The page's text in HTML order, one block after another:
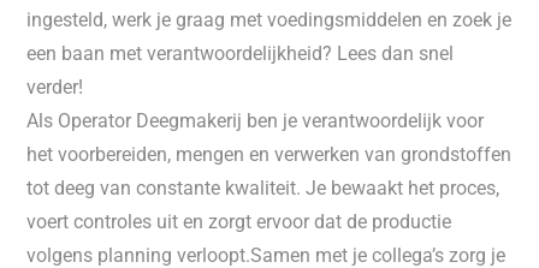
ingesteld, werk je graag met voedingsmiddelen en zoek je
een baan met verantwoordelijkheid? Lees dan snel
verder!
Als Operator Deegmakerij ben je verantwoordelijk voor
het voorbereiden, mengen en verwerken van grondstoffen
tot deeg van constante kwaliteit. Je bewaakt het proces,
voert controles uit en zorgt ervoor dat de productie
volgens planning verloopt.Samen met je collega’s zorg je